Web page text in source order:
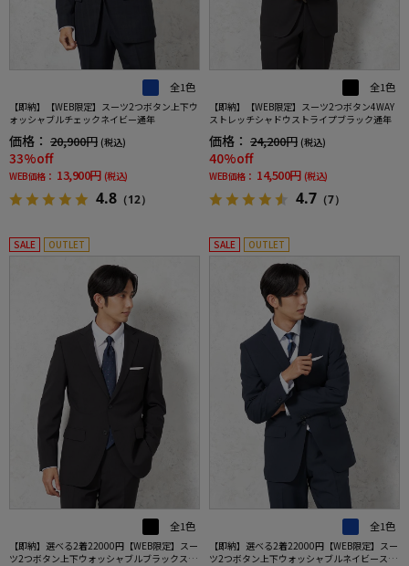
全1色
【即納】【WEB限定】スーツ2つボタン上下ウ
ォッシャブルチェックネイビー通年
価格： 20,900円 (税込)
33%off
WEB価格： 13,900円 (税込)
4.8 （12）
全1色
【即納】【WEB限定】スーツ2つボタン4WAY
ストレッチシャドウストライプブラック通年
価格： 24,200円 (税込)
40%off
WEB価格： 14,500円 (税込)
4.7 （7）
SALE OUTLET
全1色
【即納】選べる2着22000円【WEB限定】スー
ツ2つボタン上下ウォッシャブルブラックスト
SALE OUTLET
全1色
【即納】選べる2着22000円【WEB限定】スー
ツ2つボタン上下ウォッシャブルネイビースト